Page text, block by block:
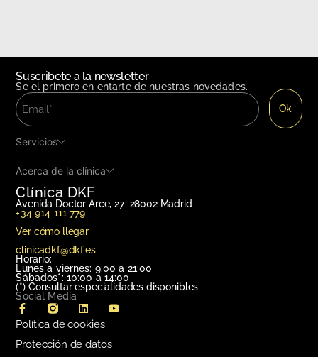
Clínica DKF
Avenida Doctor Arce, 27 28002 Madrid
+34 914 111 779
Ver cómo llegar
clinicadkf@dkf.es
Horario:
Lunes a viernes: 9:00 a 21:00
Sábados*: 10:00 a 14:00
(*) Consultar especialidades disponibles
Social Media
Suscribete a la newsletter
Se el primero en entarte de nuestras novedades.
Servicios
Acerca de la clínica
Política de cookies
Protección de datos